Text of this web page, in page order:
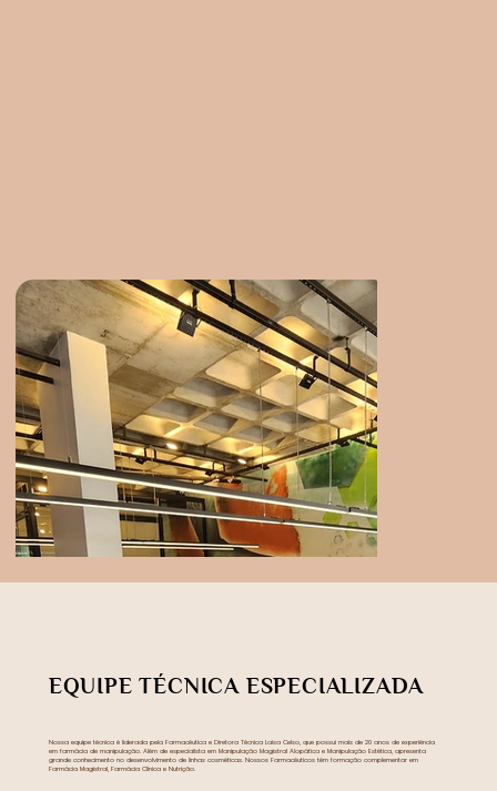
EQUIPE TÉCNICA ESPECIALIZADA
Nossa equipe técnica é liderada pela Farmacêutica e Diretora Técnica Laisa Celso, que possui mais de 20 anos de experiência
em farmácia de manipulação. Além de especialista em Manipulação Magistral Alopática e Manipulação Estética, apresenta
grande conhecimento no desenvolvimento de linhas cosméticas. Nossos Farmacêuticos têm formação complementar em
Farmácia Magistral, Farmácia Clínica e Nutrição.